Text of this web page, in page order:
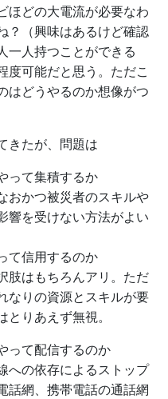
ほどの大電流が必要なわ
？（興味はあるけど確認
一人持つことができる
度可能だと思う。ただこ
はどうやるのか想像がつ
きたが、問題は
って集積するか
おかつ被災者のスキルや
響を受けない方法がよい
て信用するのか
肢はもちろんアリ。ただ
なりの資源とスキルが要
りあえず無視。
って配信するのか
への依存によるストップ
話網、携帯電話の通話網